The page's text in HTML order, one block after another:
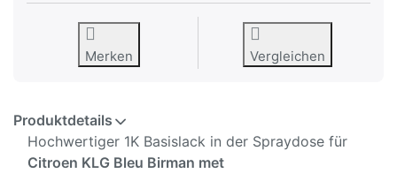
Merken Vergleichen
Produktdetails
Hochwertiger 1K Basislack in der Spraydose für
Citroen KLG Bleu Birman met